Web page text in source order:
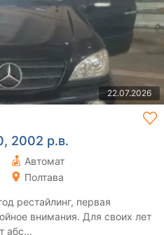
22.07.2026
2002 р.в.
Автомат
Полтава
рестайлинг, первая
внимания. Для своих лет
абс...